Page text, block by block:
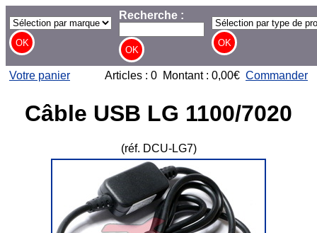
Recherche :
Votre panier Articles : 0 Montant : 0,00€ Commander
Câble USB LG 1100/7020
(réf. DCU-LG7)